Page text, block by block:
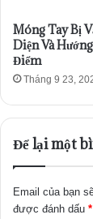
Móng Tay Bị
Diện Và
Điểm
Tháng 9 23,
Để lại một
Email của bạn
được đánh dấu *